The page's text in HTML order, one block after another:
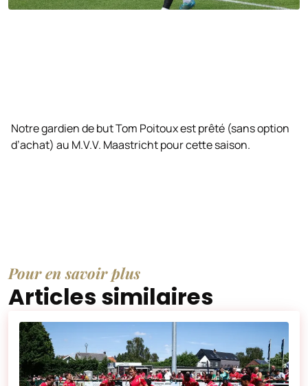
Notre gardien de but Tom Poitoux est prêté (sans option
d’achat) au M.V.V. Maastricht pour cette saison.
Pour en savoir plus
Articles similaires